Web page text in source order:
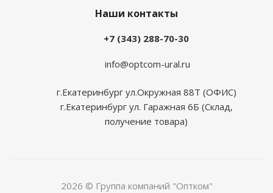
Наши контакты
+7 (343) 288-70-30
info@optcom-ural.ru
г.Екатеринбург ул.Окружная 88Т (ОФИС)
г.Екатеринбург ул. Гаражная 6Б (Склад,
получение товара)
2026 © Группа компаний "Оптком"